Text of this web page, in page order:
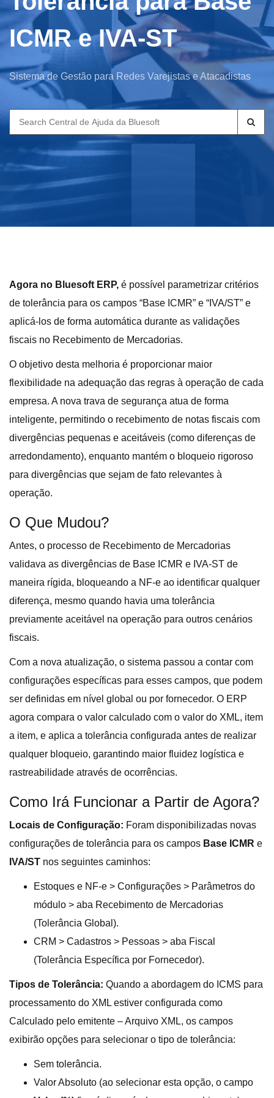
ICMR e IVA-ST
Sistema de Gestão para Redes Varejistas e Atacadistas
Search
for:
Agora no Bluesoft ERP, é possível parametrizar critérios
de tolerância para os campos “Base ICMR” e “IVA/ST” e
aplicá-los de forma automática durante as validações
fiscais no Recebimento de Mercadorias.
O objetivo desta melhoria é proporcionar maior
flexibilidade na adequação das regras à operação de cada
empresa. A nova trava de segurança atua de forma
inteligente, permitindo o recebimento de notas fiscais com
divergências pequenas e aceitáveis (como diferenças de
arredondamento), enquanto mantém o bloqueio rigoroso
para divergências que sejam de fato relevantes à
operação.
O Que Mudou?
Antes, o processo de Recebimento de Mercadorias
validava as divergências de Base ICMR e IVA-ST de
maneira rígida, bloqueando a NF-e ao identificar qualquer
diferença, mesmo quando havia uma tolerância
previamente aceitável na operação para outros cenários
fiscais.
Com a nova atualização, o sistema passou a contar com
configurações específicas para esses campos, que podem
ser definidas em nível global ou por fornecedor. O ERP
agora compara o valor calculado com o valor do XML, item
a item, e aplica a tolerância configurada antes de realizar
qualquer bloqueio, garantindo maior fluidez logística e
rastreabilidade através de ocorrências.
Como Irá Funcionar a Partir de Agora?
Locais de Configuração: Foram disponibilizadas novas
configurações de tolerância para os campos Base ICMR e
IVA/ST nos seguintes caminhos:
Estoques e NF-e > Configurações > Parâmetros do
módulo > aba Recebimento de Mercadorias
(Tolerância Global).
CRM > Cadastros > Pessoas > aba Fiscal
(Tolerância Específica por Fornecedor).
Tipos de Tolerância: Quando a abordagem do ICMS para
processamento do XML estiver configurada como
Calculado pelo emitente – Arquivo XML, os campos
exibirão opções para selecionar o tipo de tolerância:
Sem tolerância.
Valor Absoluto (ao selecionar esta opção, o campo